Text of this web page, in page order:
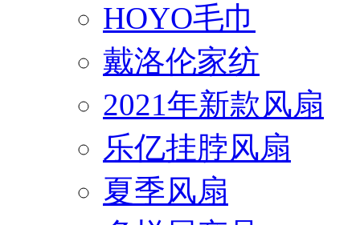
HOYO毛巾
戴洛伦家纺
2021年新款风扇
乐亿挂脖风扇
夏季风扇